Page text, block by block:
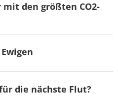
mit den größten CO2-
die nächste Flut?